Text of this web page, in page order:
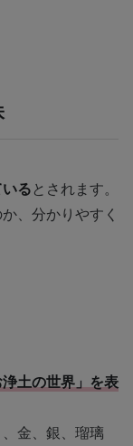
るとされます。
、分かりやすく
土の世界」を表
金、銀、瑠璃